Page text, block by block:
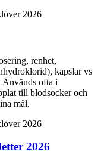
renhet,
kapslar vs
Används ofta i
till blodsocker och
mål.
2026